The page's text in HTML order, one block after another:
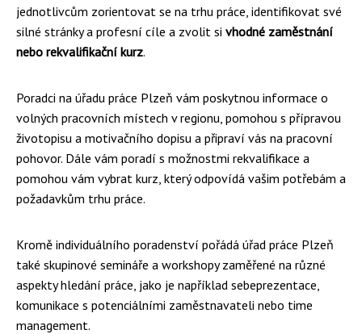
jednotlivcům zorientovat se na trhu práce, identifikovat své
silné stránky a profesní cíle a zvolit si vhodné zaměstnání
nebo rekvalifikační kurz.
Poradci na úřadu práce Plzeň vám poskytnou informace o
volných pracovních místech v regionu, pomohou s přípravou
životopisu a motivačního dopisu a připraví vás na pracovní
pohovor. Dále vám poradí s možnostmi rekvalifikace a
pomohou vám vybrat kurz, který odpovídá vašim potřebám a
požadavkům trhu práce.
Kromě individuálního poradenství pořádá úřad práce Plzeň
také skupinové semináře a workshopy zaměřené na různé
aspekty hledání práce, jako je například sebeprezentace,
komunikace s potenciálními zaměstnavateli nebo time
management.